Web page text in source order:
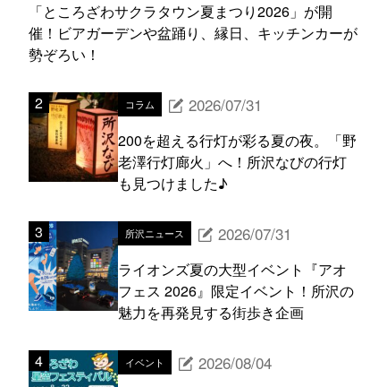
「ところざわサクラタウン夏まつり2026」が開
催！ビアガーデンや盆踊り、縁日、キッチンカーが
勢ぞろい！
コラム 2026/07/31
200を超える行灯が彩る夏の夜。「野
老澤行灯廊火」へ！所沢なびの行灯
も見つけました♪
所沢ニュース 2026/07/31
ライオンズ夏の大型イベント『アオ
フェス 2026』限定イベント！所沢の
魅力を再発見する街歩き企画
イベント 2026/08/04